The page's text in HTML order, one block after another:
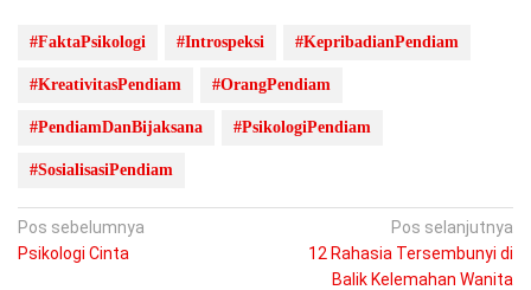
#FaktaPsikologi #Introspeksi #KepribadianPendiam
#KreativitasPendiam #OrangPendiam
#PendiamDanBijaksana #PsikologiPendiam
#SosialisasiPendiam
Navigasi
pos
Pos sebelumnya
Psikologi Cinta
Pos selanjutnya
12 Rahasia Tersembunyi di
Balik Kelemahan Wanita